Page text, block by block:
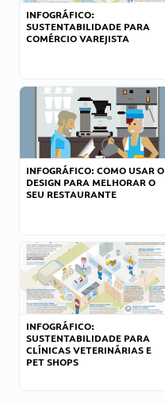
INFOGRÁFICO:
SUSTENTABILIDADE PARA
COMÉRCIO VAREJISTA
INFOGRÁFICO: COMO USAR O
DESIGN PARA MELHORAR O
SEU RESTAURANTE
INFOGRÁFICO:
SUSTENTABILIDADE PARA
CLÍNICAS VETERINÁRIAS E
PET SHOPS